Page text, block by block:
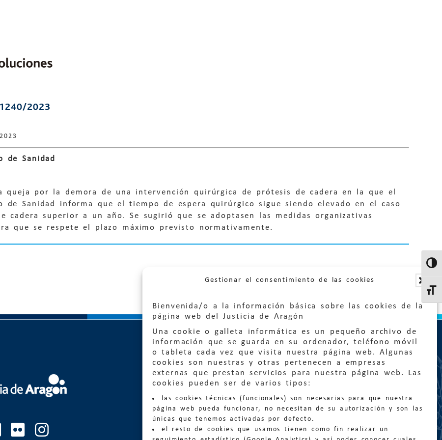
Gestionar el consentimiento de las cookies
Bienvenida/o a la información básica sobre las cookies de la
página web del Justicia de Aragón
Una cookie o galleta informática es un pequeño archivo de
información que se guarda en su ordenador, teléfono móvil
o tableta cada vez que visita nuestra página web. Algunas
cookies son nuestras y otras pertenecen a empresas
externas que prestan servicios para nuestra página web. Las
cookies pueden ser de varios tipos:
las cookies técnicas (funcionales) son necesarias para que nuestra
página web pueda funcionar, no necesitan de su autorización y son las
únicas que tenemos activadas por defecto.
el resto de cookies que usamos tienen como fin realizar un
2023
de Sanidad
queja por la demora de una intervención quirúrgica de prótesis de cadera en la que el
de Sanidad informa que el tiempo de espera quirúrgico sigue siendo elevado en el caso
cadera superior a un año. Se sugirió que se adoptasen las medidas organizativas
que se respete el plazo máximo previsto normativamente.
Quejas:quejas@eljusticiadearagon.es
Información general:
informacion@eljusticiadearagon.es
Teléfonos: 900 210 210/ 976 399 354